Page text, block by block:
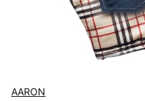
AARON